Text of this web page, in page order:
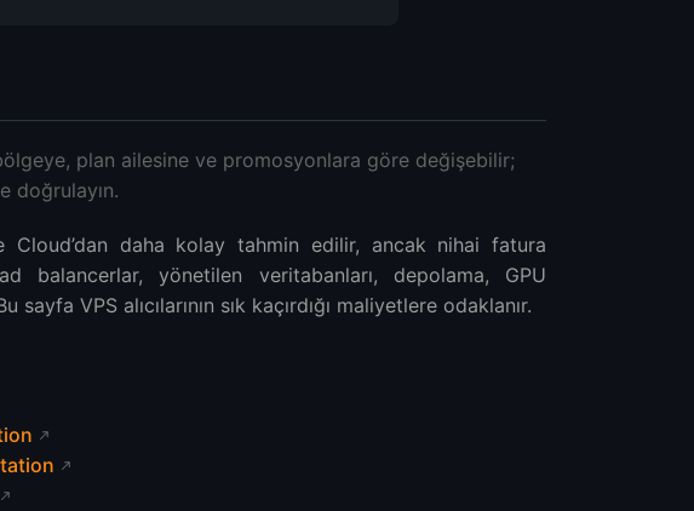
plan ailesine ve promosyonlara göre değişebilir;
doğrulayın.
Cloud’dan daha kolay tahmin edilir, ancak nihai fatura
balancerlar, yönetilen veritabanları, depolama, GPU
VPS alıcılarının sık kaçırdığı maliyetlere odaklanır.